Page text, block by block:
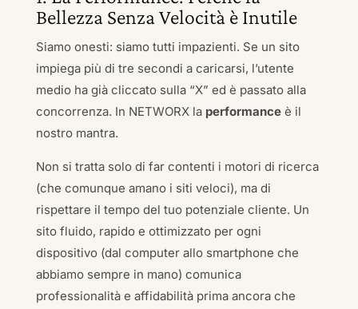
Bellezza Senza Velocità è Inutile
Siamo onesti: siamo tutti impazienti. Se un sito
impiega più di tre secondi a caricarsi, l’utente
medio ha già cliccato sulla “X” ed è passato alla
concorrenza. In NETWORX la performanceè il
nostro mantra.
Non si tratta solo di far contenti i motori di ricerca
(che comunque amano i siti veloci), ma di
rispettare il tempo del tuo potenziale cliente. Un
sito fluido, rapido e ottimizzato per ogni
dispositivo (dal computer allo smartphone che
abbiamo sempre in mano) comunica
professionalità e affidabilità prima ancora che